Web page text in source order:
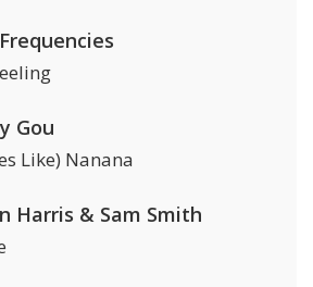
Gou
Like) Nanana
Harris & Sam Smith